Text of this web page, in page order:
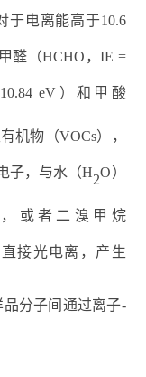
于电离能高于10.6
醛（HCHO ，IE =
eV ）和甲酸
机物（VOCs），
子，与水（H2O）
或者二溴甲烷
接光电离，产生
分子间通过离子-